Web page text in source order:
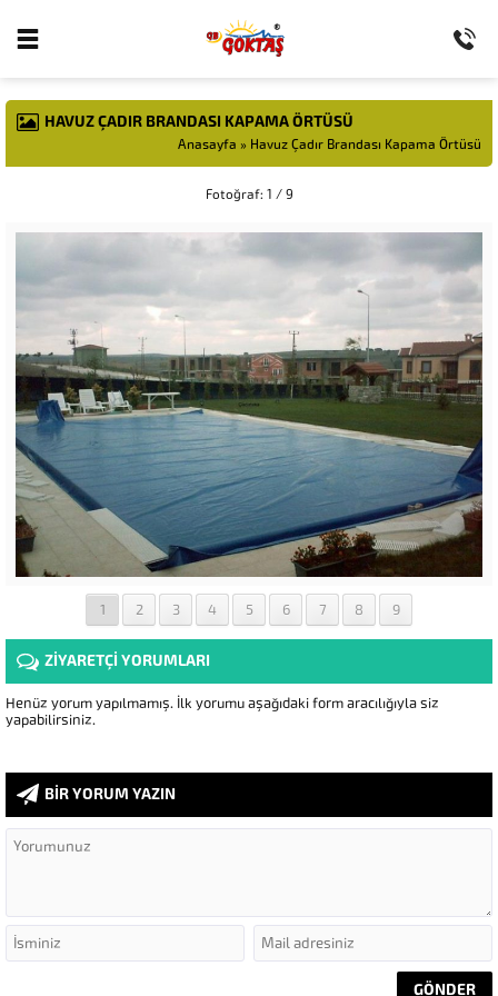
HAVUZ ÇADIR BRANDASI KAPAMA ÖRTÜSÜ
Anasayfa » Havuz Çadır Brandası Kapama Örtüsü
Fotoğraf: 1 / 9
1 2 3 4 5 6 7 8 9
ZİYARETÇİ YORUMLARI
Henüz yorum yapılmamış. İlk yorumu aşağıdaki form aracılığıyla siz
yapabilirsiniz.
BİR YORUM YAZIN